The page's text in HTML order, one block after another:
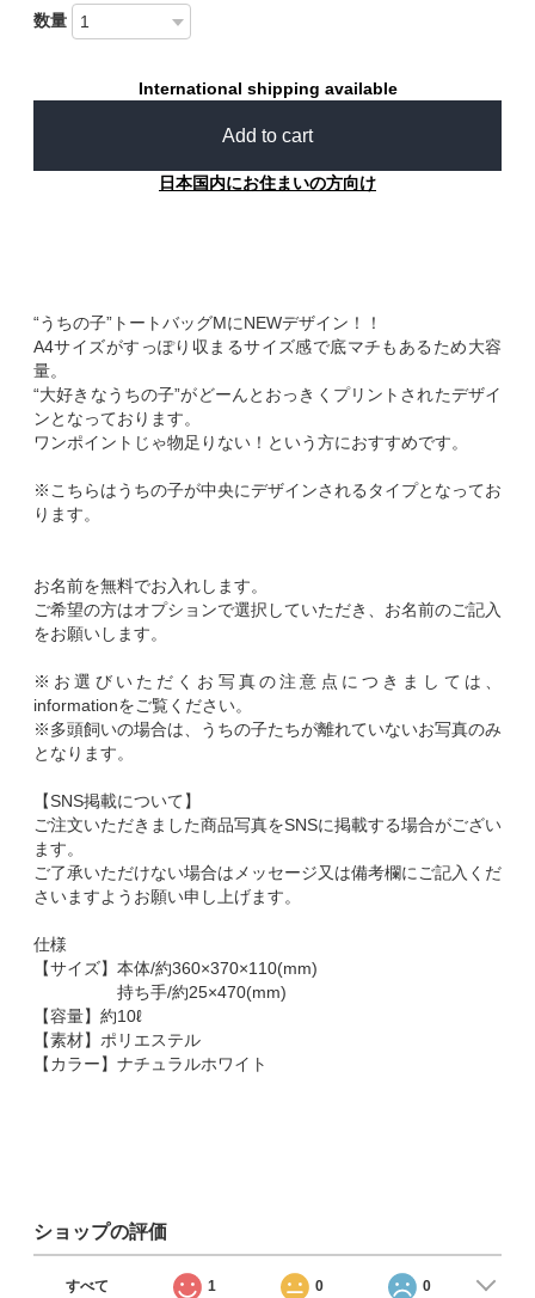
数量
International shipping available
Add to cart
日本国内にお住まいの方向け
“うちの子”トートバッグMにNEWデザイン！！
A4サイズがすっぽり収まるサイズ感で底マチもあるため大容
量。
“大好きなうちの子”がどーんとおっきくプリントされたデザイ
ンとなっております。
ワンポイントじゃ物足りない！という方におすすめです。
※こちらはうちの子が中央にデザインされるタイプとなってお
ります。
お名前を無料でお入れします。
ご希望の方はオプションで選択していただき、お名前のご記入
をお願いします。
※お選びいただくお写真の注意点につきましては、
informationをご覧ください。
※多頭飼いの場合は、うちの子たちが離れていないお写真のみ
となります。
【SNS掲載について】
ご注文いただきました商品写真をSNSに掲載する場合がござい
ます。
ご了承いただけない場合はメッセージ又は備考欄にご記入くだ
さいますようお願い申し上げます。
仕様
【サイズ】本体/約360×370×110(mm)
持ち手/約25×470(mm)
【容量】約10ℓ
【素材】ポリエステル
【カラー】ナチュラルホワイト
ショップの評価
すべて 1 0 0